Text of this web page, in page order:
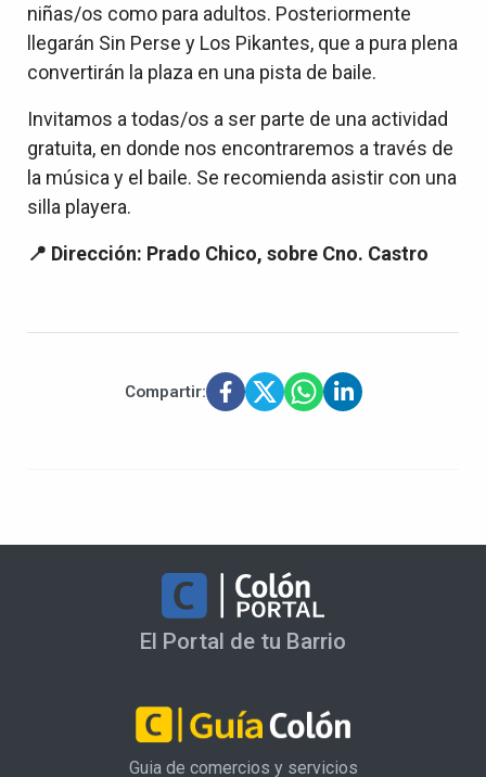
niñas/os como para adultos. Posteriormente
llegarán Sin Perse y Los Pikantes, que a pura plena
convertirán la plaza en una pista de baile.
Invitamos a todas/os a ser parte de una actividad
gratuita, en donde nos encontraremos a través de
la música y el baile. Se recomienda asistir con una
silla playera.
📍 Dirección: Prado Chico, sobre Cno. Castro
Compartir:
El Portal de tu Barrio
Guia de comercios y servicios